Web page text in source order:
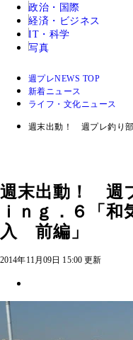
政治・国際
経済・ビジネス
IT・科学
写真
週プレNEWS TOP
新着ニュース
ライフ・文化ニュース
週末出動！ 週プレ釣り
週末出動！ 週
ｉｎｇ．６「
入 前編」
2014年11月09日 15:00 更新